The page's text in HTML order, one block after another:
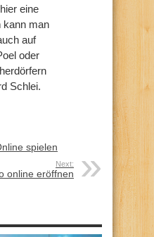
eine
kann man
auf
oder
Schlei.
spielen
Next:
online eröffnen